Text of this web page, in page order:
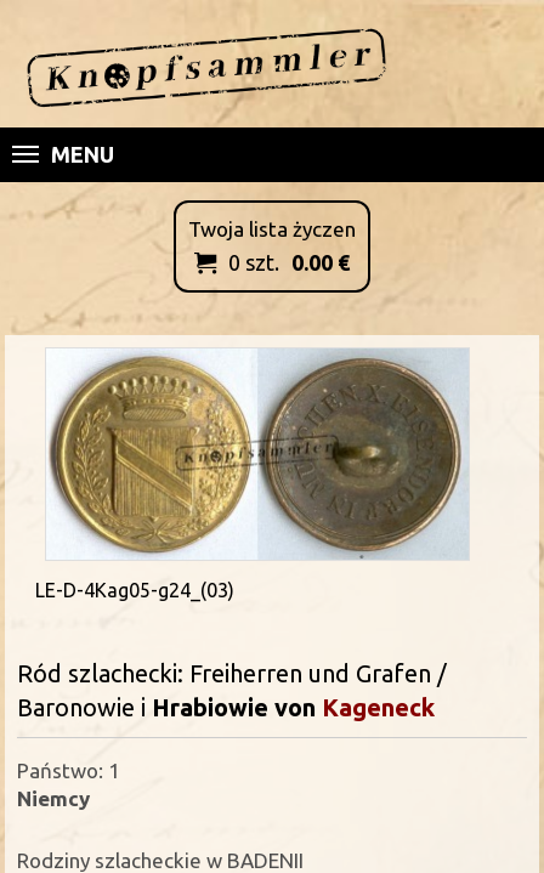
MENU
Twoja lista życzen
 0 szt. 0.00 €
LE-D-4Kag05-g24_(03)
Ród szlachecki: Freiherren und Grafen /
Baronowie i Hrabiowie von Kageneck
Państwo: 1
Niemcy
Rodziny szlacheckie w BADENII